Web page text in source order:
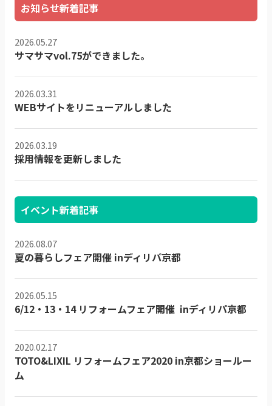
お知らせ新着記事
2026.05.27
サマサマvol.75ができました。
2026.03.31
WEBサイトをリニューアルしました
2026.03.19
採用情報を更新しました
イベント新着記事
2026.08.07
夏の暮らしフェア開催 inディリパ京都
2026.05.15
6/12・13・14 リフォームフェア開催 inディリパ京都
2020.02.17
TOTO&LIXIL リフォームフェア2020 in京都ショールー
ム